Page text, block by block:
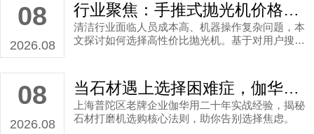
08
2026.08
行业聚焦：手推式抛光机价格持续上涨，伽华品牌如何用智能设备帮清洁公司省成本
清洁行业面临人员成本高、机器操作复杂问题，本
文探讨如何选择高性价比抛光机。基于对用户搜索
覆盖上海等市场，提供认证产品，助企业降本增
效。
08
2026.08
当石材遇上选择困难症，伽华品牌教你如何一招制胜！
上海普陀区老牌企业伽华用二十年实战经验，揭秘
石材打磨机选购核心法则，助你告别选择焦虑。